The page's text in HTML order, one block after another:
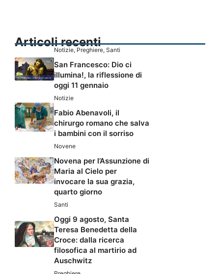
Articoli recenti
Notizie, Preghiere, Santi
San Francesco: Dio ci
illumina!, la riflessione di
oggi 11 gennaio
Notizie
Fabio Abenavoli, il
chirurgo romano che salva
i bambini con il sorriso
Novene
Novena per l’Assunzione di
Maria al Cielo per
invocare la sua grazia,
quarto giorno
Santi
Oggi 9 agosto, Santa
Teresa Benedetta della
Croce: dalla ricerca
filosofica al martirio ad
Auschwitz